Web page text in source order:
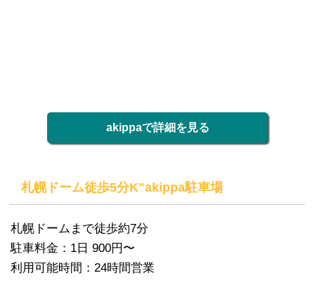
akippaで詳細を見る
札幌ドーム徒歩5分K"akippa駐車場
札幌ドームまで徒歩約7分
駐車料金：1日 900円〜
利用可能時間：24時間営業